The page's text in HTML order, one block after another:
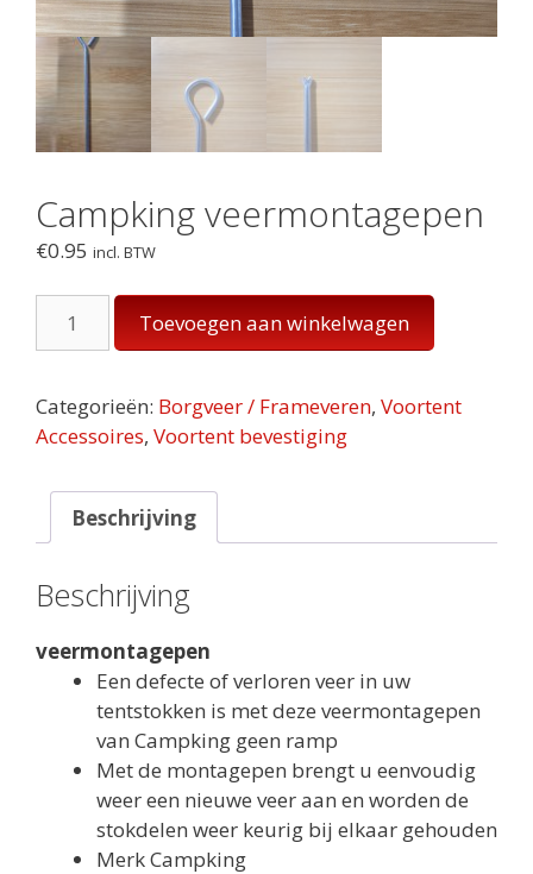
Campking veermontagepen
€0.95 incl. BTW
Campking
veermontagepen
Toevoegen aan winkelwagen
Categorieën: Borgveer / Frameveren, Voortent
Accessoires, Voortent bevestiging
Beschrijving
Beschrijving
veermontagepen
Een defecte of verloren veer in uw
tentstokken is met deze veermontagepen
van Campking geen ramp
Met de montagepen brengt u eenvoudig
weer een nieuwe veer aan en worden de
stokdelen weer keurig bij elkaar gehouden
Merk Campking